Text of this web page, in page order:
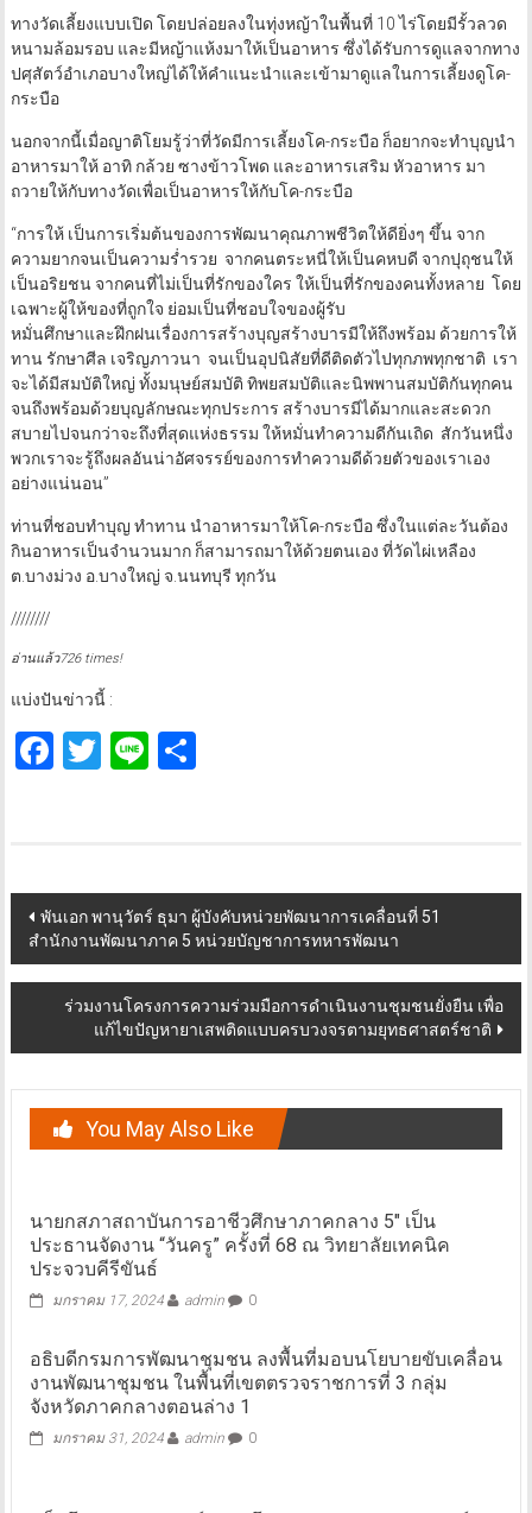
ทางวัดเลี้ยงแบบเปิด โดยปล่อยลงในทุ่งหญ้าในพื้นที่ 10 ไร่โดยมีรั้วลวด
หนามล้อมรอบ และมีหญ้าแห้งมาให้เป็นอาหาร ซึ่งได้รับการดูแลจากทาง
ปศุสัตว์อำเภอบางใหญ่ได้ให้คำแนะนำและเข้ามาดูแลในการเลี้ยงดูโค-
กระบือ
นอกจากนี้เมื่อญาติโยมรู้ว่าที่วัดมีการเลี้ยงโค-กระบือ ก็อยากจะทำบุญนำ
อาหารมาให้ อาทิ กล้วย ซางข้าวโพด และอาหารเสริม หัวอาหาร มา
ถวายให้กับทางวัดเพื่อเป็นอาหารให้กับโค-กระบือ
“การให้ เป็นการเริ่มต้นของการพัฒนาคุณภาพชีวิตให้ดียิ่งๆ ขึ้น จาก
ความยากจนเป็นความรํ่ารวย จากคนตระหนี่ให้เป็นคหบดี จากปุถุชนให้
เป็นอริยชน จากคนที่ไม่เป็นที่รักของใคร ให้เป็นที่รักของคนทั้งหลาย โดย
เฉพาะผู้ให้ของที่ถูกใจ ย่อมเป็นที่ชอบใจของผู้รับ
หมั่นศึกษาและฝึกฝนเรื่องการสร้างบุญสร้างบารมีให้ถึงพร้อม ด้วยการให้
ทาน รักษาศีล เจริญภาวนา จนเป็นอุปนิสัยที่ดีติดตัวไปทุกภพทุกชาติ เรา
จะได้มีสมบัติใหญ่ ทั้งมนุษย์สมบัติ ทิพยสมบัติและนิพพานสมบัติกันทุกคน
จนถึงพร้อมด้วยบุญลักษณะทุกประการ สร้างบารมีได้มากและสะดวก
สบายไปจนกว่าจะถึงที่สุดแห่งธรรม ให้หมั่นทำความดีกันเถิด สักวันหนึ่ง
พวกเราจะรู้ถึงผลอันน่าอัศจรรย์ของการทำความดีด้วยตัวของเราเอง
อย่างแน่นอน”
ท่านที่ชอบทำบุญ ทำทาน นำอาหารมาให้โค-กระบือ ซึ่งในแต่ละวันต้อง
กินอาหารเป็นจำนวนมาก ก็สามารถมาให้ด้วยตนเอง ที่วัดไผ่เหลือง
ต.บางม่วง อ.บางใหญ่ จ.นนทบุรี ทุกวัน
////////
อ่านแล้ว726 times!
แบ่งปันข่าวนี้ :
Facebook
Twitter
LineShare
Post
navigation
พันเอก พานุวัตร์ ธุมา ผู้บังคับหน่วยพัฒนาการเคลื่อนที่ 51
สำนักงานพัฒนาภาค 5 หน่วยบัญชาการทหารพัฒนา
ร่วมงานโครงการความร่วมมือการดำเนินงานชุมชนยั่งยืน เพื่อ
แก้ไขปัญหายาเสพติดแบบครบวงจรตามยุทธศาสตร์ชาติ
You May Also Like
นายกสภาสถาบันการอาชีวศึกษาภาคกลาง 5″ เป็น
ประธานจัดงาน “วันครู” ครั้งที่ 68 ณ วิทยาลัยเทคนิค
ประจวบคีรีขันธ์
มกราคม 17, 2024 admin 0
อธิบดีกรมการพัฒนาชุมชน ลงพื้นที่มอบนโยบายขับเคลื่อน
งานพัฒนาชุมชน ในพื้นที่เขตตรวจราชการที่ 3 กลุ่ม
จังหวัดภาคกลางตอนล่าง 1
มกราคม 31, 2024 admin 0